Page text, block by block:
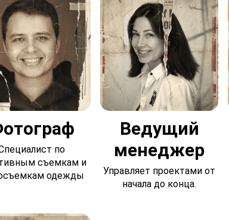
по
съемкам и
одежды
Ведущий
менеджер
Управляет проектами от
начала до конца.